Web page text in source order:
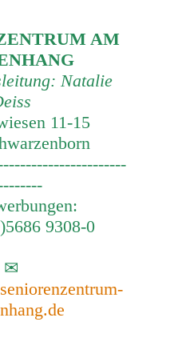
AM
Natalie
11-15
9308-0
✉